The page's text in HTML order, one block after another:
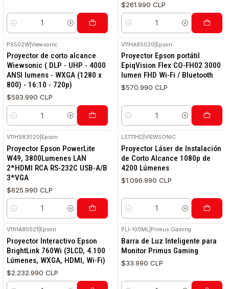
Cantidad
$261.990 CLP
Cantidad
PS502W |Viewsonic
Proyector de corto alcance
Wiewsonic ( DLP - UHP - 4000
ANSI lumens - WXGA (1280 x
800) - 16:10 - 720p)
$593.990 CLP
Cantidad
V11HA85020 Epson
Proyector Epson portátil
EpiqVision Flex CO-FH02 3000
lumen FHD Wi-Fi / Bluetooth
$570.990 CLP
Cantidad
V11H983020 Epson
Proyector Epson PowerLite
W49, 3800Lumenes LAN
2*HDMI RCA RS-232C USB-A/B
3*VGA
$625.990 CLP
Cantidad
LS711HD |VIEWSONIC
Proyector Láser de Instalación
de Corto Alcance 1080p de
4200 Lúmenes
$1.096.990 CLP
Cantidad
V11HA80021 Epson
Proyector Interactivo Epson
BrightLink 760Wi (3LCD, 4.100
Lúmenes, WXGA, HDMI, Wi-Fi)
$2.232.990 CLP
PLI-100ML Primus Gaming
Barra de Luz Inteligente para
Monitor Primus Gaming
$33.990 CLP